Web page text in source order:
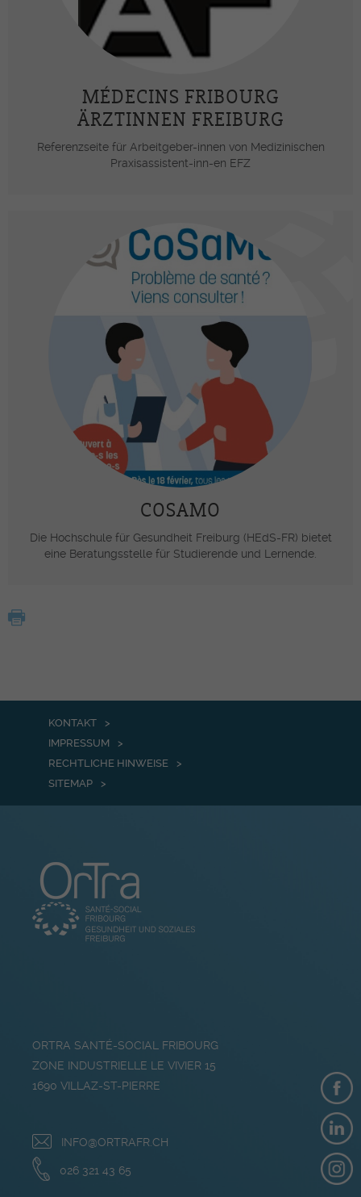
MÉDECINS FRIBOURG
ÄRZTINNEN FREIBURG
Referenzseite für Arbeitgeber-innen von Medizinischen
Praxisassistent-inn-en EFZ
COSAMO
Die Hochschule für Gesundheit Freiburg (HEdS-FR) bietet
eine Beratungsstelle für Studierende und Lernende.
KONTAKT
IMPRESSUM
RECHTLICHE HINWEISE
SITEMAP
ORTRA SANTÉ-SOCIAL FRIBOURG
ZONE INDUSTRIELLE LE VIVIER 15
1690 VILLAZ-ST-PIERRE
INFO@ORTRAFR.CH
026 321 43 65